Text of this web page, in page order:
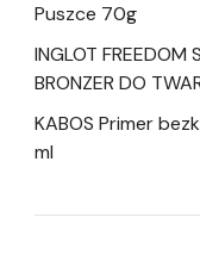
Puszce 70g
INGLOT FREEDOM
BRONZER DO
KABOS Primer
ml